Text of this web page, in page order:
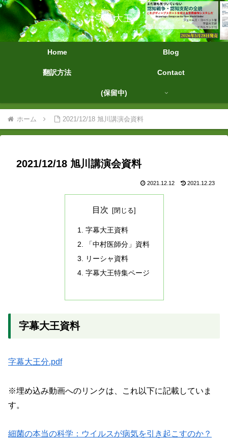
字幕大王
Home Blog
翻訳方法 Contact
(保留中)
ホーム 2021/12/18 旭川講演会資料
2021/12/18 旭川講演会資料
2021.12.12 2021.12.23
目次
字幕大王資料
「中村医師分」資料
リーシャ資料
字幕大王特集ページ
字幕大王資料
字幕大王分.pdf
※埋め込み動画へのリンクは、これ以下に記載していま
す。
細菌の本当の科学：ウイルスが病気を引き起こすのか？